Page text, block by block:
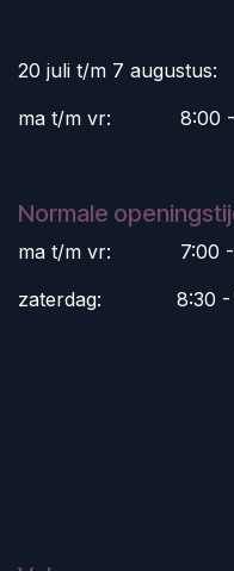
20 juli t/m 7 augustus:
ma t/m vr:
​8:00
Normale
ma t/m vr:
​7:00
zaterdag:
​8:30 -